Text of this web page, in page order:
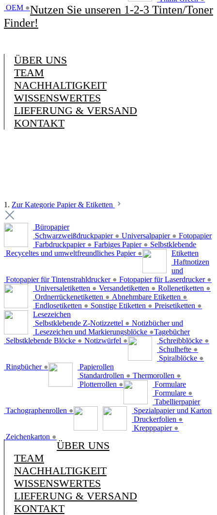
OEM ●Nutzen Sie unseren 1-2-3 Tinten/Toner
Finder!
ÜBER UNS
TEAM
NACHHALTIGKEIT
WISSENSWERTES
LIEFERUNG & VERSAND
KONTAKT
1. Zur Kategorie Papier & Etiketten
Büropapier
Schwarzweißdruckpapier ● Universalpapier ●
Farbdruckpapier ● Farbiges Papier ●
Recyceltes und umweltfreundliches Papier ●
Fotopapier
Fotopapier für Tintenstrahldrucker ● Fotopapier für Laserdrucker ●
Selbstklebende
Etiketten
Universaletiketten ● Versandetiketten ● Rollenetiketten ●
Ordnerrückenetiketten ● Abnehmbare Etiketten ●
Endlosetiketten ● Sonstige Etiketten ● Preisetiketten ●
Haftnotizen
und
Lesezeichen
Selbstklebende Z-Notizzettel ●
Lesezeichen und Markierungsblöcke ●
Selbstklebende Blöcke ● Notizwürfel ●
Notizbücher und
Tagebücher
Schreibblöcke ●
Schulhefte ●
Spiralblöcke ●
Ringbücher ●
Papierollen
Standardrollen ● Thermorollen ●
Plotterrollen ●
Formulare
Formulare ●
Tachographenrollen ●
Tabellierpapier
Spezialpapier und Karton
Druckerfolien ●
Krepppapier ●
Zeichenkarton ●
ÜBER UNS
TEAM
NACHHALTIGKEIT
WISSENSWERTES
LIEFERUNG & VERSAND
KONTAKT